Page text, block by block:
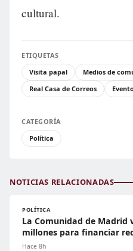
cultural.
ETIQUETAS
Visita papal
Medios de
Real Casa de Correos
CATEGORÍA
Política
NOTICIAS RELACIONADAS
POLÍTICA
La Comunidad de Madrid
millones para financiar
Hace 8h